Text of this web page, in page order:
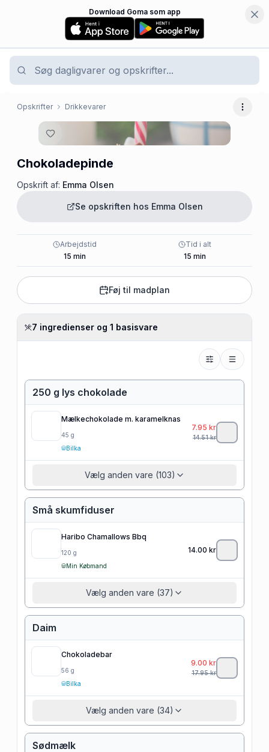
Download Goma som app
Opskrifter Drikkevarer Flere
Chokoladepinde
Opskrift af: Emma Olsen
Se opskriften hos Emma Olsen
Arbejdstid
15 min
Tid i alt
15 min
Føj til madplan
7 ingredienser og 1 basisvare
250 g lys chokolade
Mælkechokolade m. karamelknas
45 g
Bilka
7.95 kr
14.51kr
Vælg anden vare (103)
Små skumfiduser
Haribo Chamallows Bbq
120 g
Min Købmand
14.00 kr
Vælg anden vare (37)
Daim
Chokoladebar
56 g
Bilka
9.00 kr
17.95kr
Vælg anden vare (34)
Sødmælk